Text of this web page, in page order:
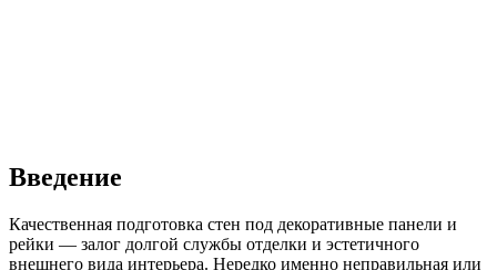
Введение
Качественная подготовка стен под декоративные панели и
рейки — залог долгой службы отделки и эстетичного
внешнего вида интерьера. Нередко именно неправильная или